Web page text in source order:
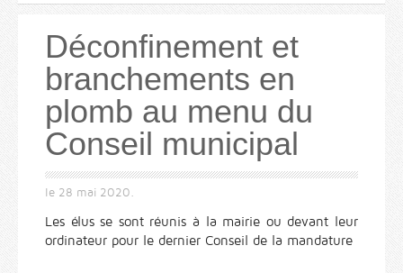
Déconfinement et
branchements en
plomb au menu du
Conseil municipal
le 28 mai 2020.
Les élus se sont réunis à la mairie ou devant leur
ordinateur pour le dernier Conseil de la mandature